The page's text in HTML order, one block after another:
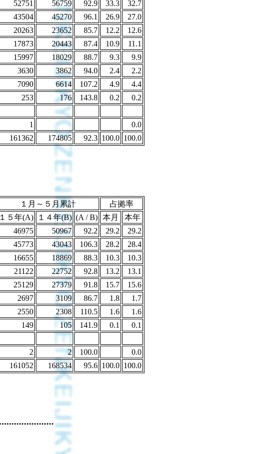
52751 56759 92.9 33.3
32.7
43504 45270 96.1 26.9
27.0
20263 23652 85.7 12.2
12.6
17873 20443 87.4 10.9
11.1
15997 18029 88.7 9.3
9.9
3630 3862 94.0 2.4
2.2
7090 6614 107.2 4.9
4.4
253 176 143.8 0.2
0.2
1
0.0
161362 174805 92.3 100.0 100.0
１月～５月累計
占拠率
１５年(A)
１４年(B) (A / B) 本月
本年
46975 50967 92.2 29.2
29.2
45773 43043 106.3 28.2
28.4
16655 18869 88.3 10.3
10.3
21122 22752 92.8 13.2
13.1
25129 27379 91.8 15.7
15.6
2697 3109 86.7 1.8
1.7
2550 2308 110.5 1.6
1.6
149 105 141.9 0.1
0.1
2 2 100.0
0.0
161052 168534 95.6 100.0 100.0